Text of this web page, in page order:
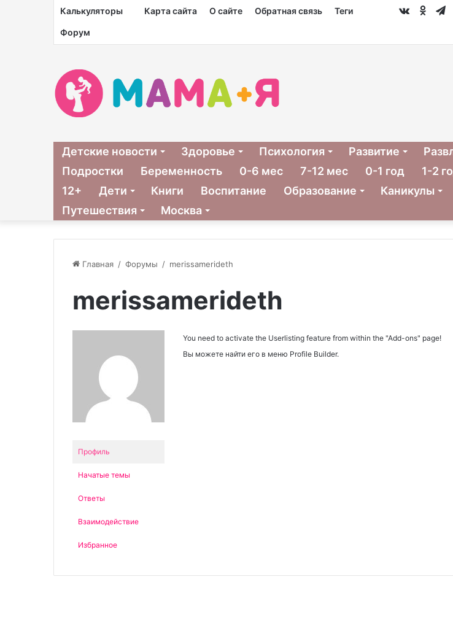
Калькуляторы Карта сайта О сайте Обратная связь Теги
Форум
vk.com
Детские новости Здоровье Психология Развитие
Подростки
Беременность 0-6 мес 7-12 мес 0-1 год 1-2
12+
Дети Книги Воспитание Образование Каникулы
Путешествия
Москва
Главная / Форумы / merissamerideth
merissamerideth
Профиль
Начатые темы
Ответы
Взаимодействие
Избранное
You need to activate the Userlisting feature from within the "Add-ons" page!
Вы можете найти его в меню Profile Builder.